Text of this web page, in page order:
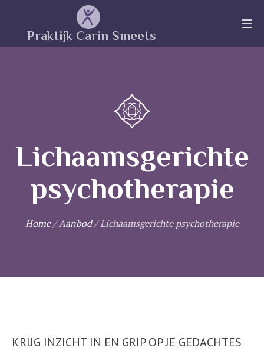
Praktijk Carin Smeets
Lichaamsgerichte
psychotherapie
Home/Aanbod/Lichaamsgerichte psychotherapie
KRIJG INZICHT IN EN GRIP OP JE GEDACHTES